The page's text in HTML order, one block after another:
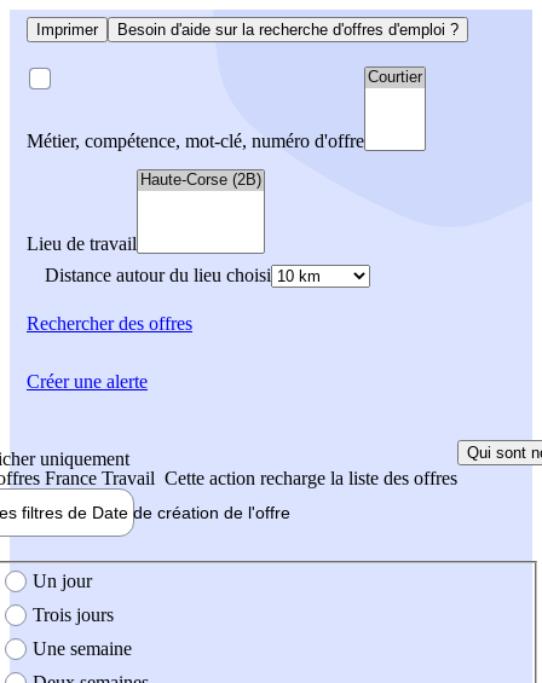
Imprimer Besoin d'aide sur la recherche d'offres d'emploi ?
Métier, compétence, mot-clé, numéro d'offre
Lieu de travail
Distance autour du lieu choisi
Rechercherdes offres
uniquement
France Travail Cette action recharge la liste des offres
Qui sont
filtres de Date de création de l'offre
création de l'offre
Un jour
Trois jours
Une semaine
Créer une alerte